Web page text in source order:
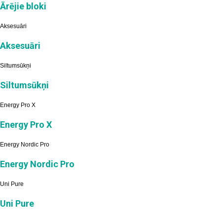
Ārējie bloki
Aksesuāri
Aksesuāri
Siltumsūkņi
Siltumsūkņi
Energy Pro X
Energy Pro X
Energy Nordic Pro
Energy Nordic Pro
Uni Pure
Uni Pure